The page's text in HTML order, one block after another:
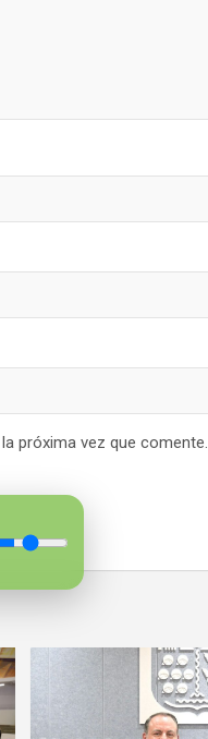
próxima vez que comente.